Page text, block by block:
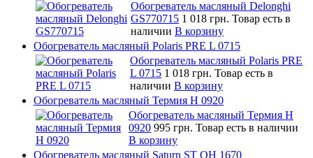
Обогреватель масляный Delonghi
GS770715 1 018 грн. Товар есть в
наличии В корзину
Обогреватель масляный Polaris PRE L 0715
Обогреватель масляный Polaris PRE
L 0715 1 018 грн. Товар есть в
наличии В корзину
Обогреватель масляный Термия Н 0920
Обогреватель масляный Термия Н
0920 995 грн. Товар есть в наличии
В корзину
Обогреватель масляный Saturn ST OH 1670